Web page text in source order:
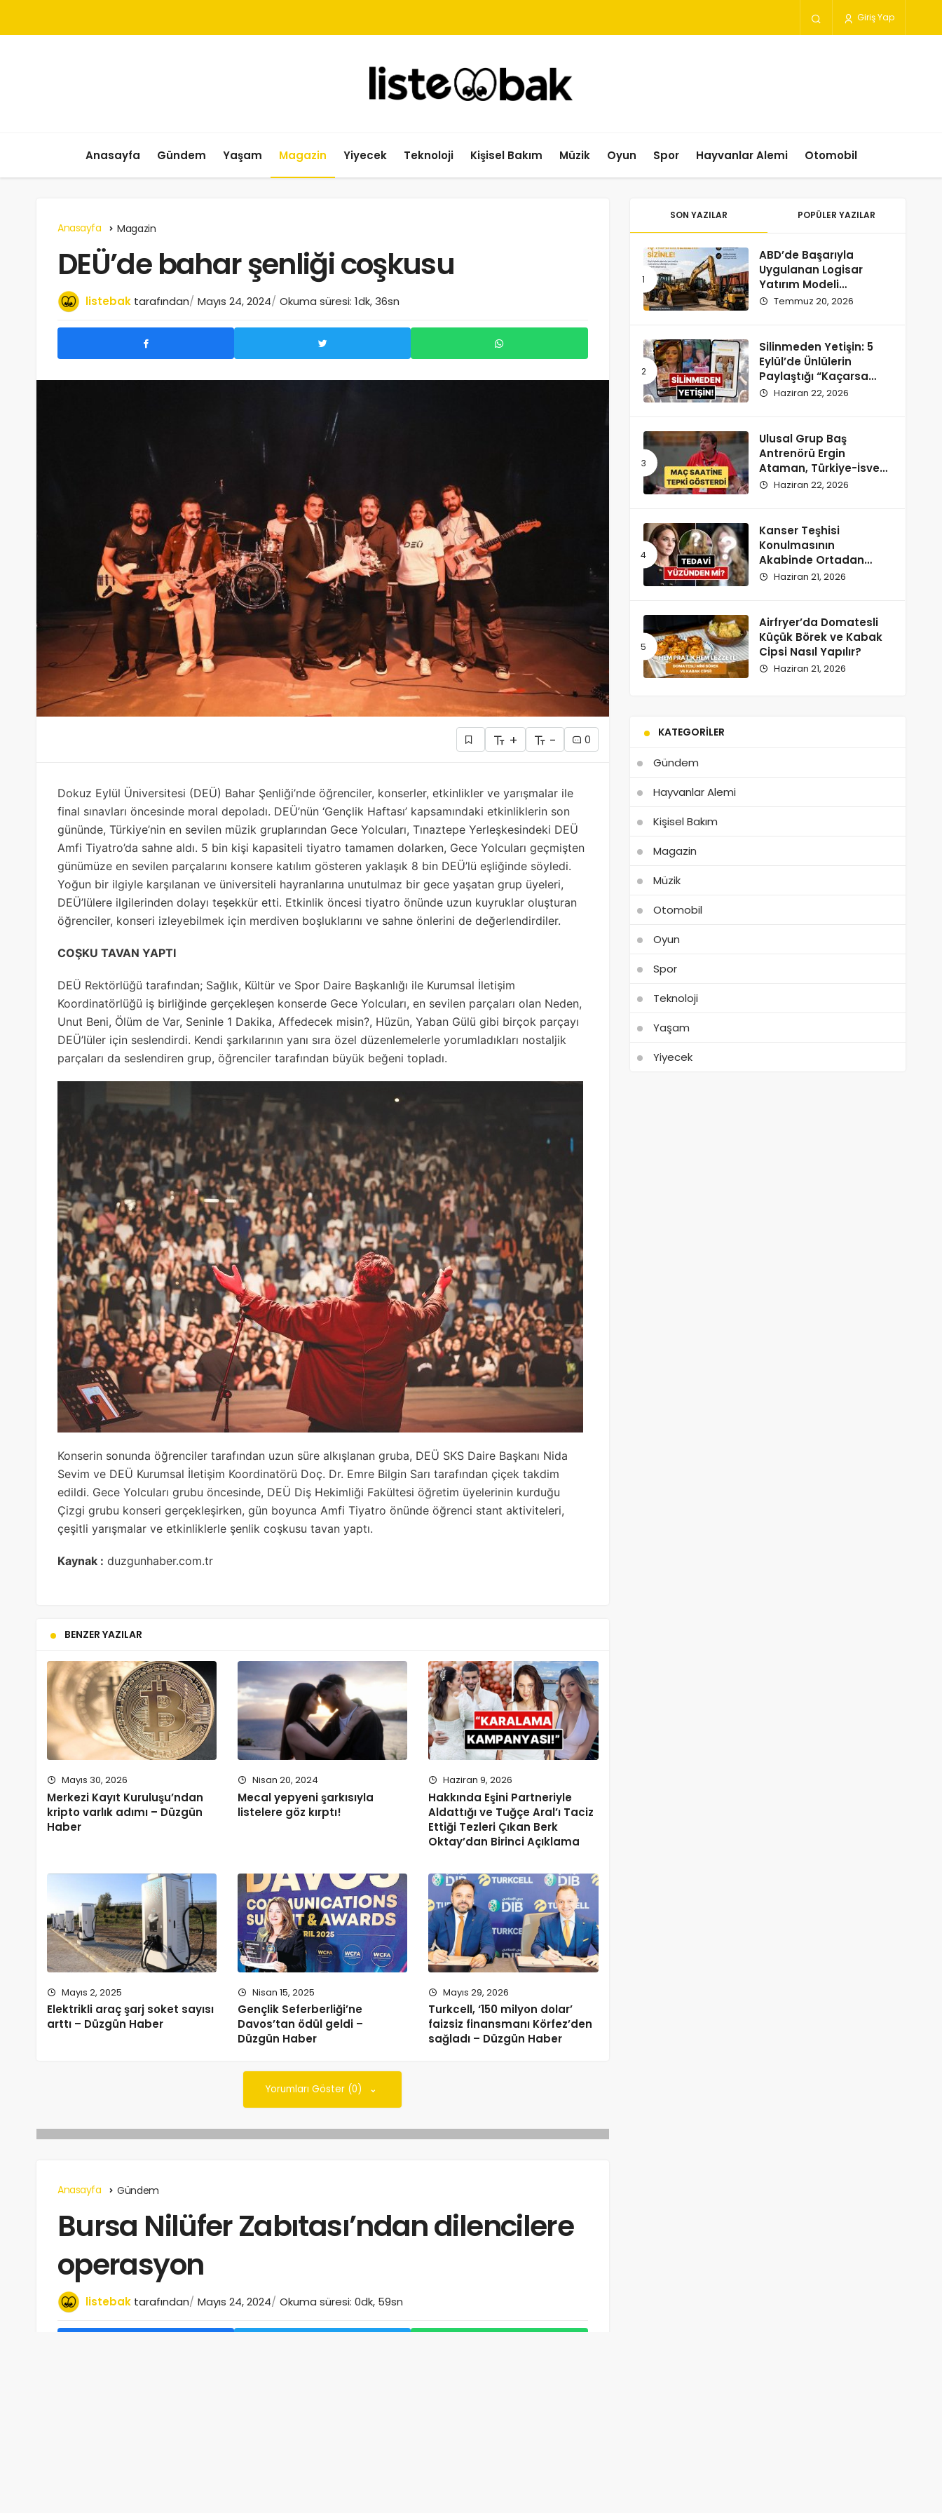
Giriş Yap
Anasayfa Gündem Yaşam Magazin Yiyecek Teknoloji Kişisel Bakım Müzik Oyun Spor Hayvanlar Alemi Otomobil
Anasayfa Magazin
DEÜ’de bahar şenliği coşkusu
listebak tarafından Mayıs 24, 2024 Okuma süresi: 1dk, 36sn
+ - 0
Dokuz Eylül Üniversitesi (DEÜ) Bahar Şenliği’nde öğrenciler, konserler, etkinlikler ve yarışmalar ile
final sınavları öncesinde moral depoladı. DEÜ’nün ‘Gençlik Haftası’ kapsamındaki etkinliklerin son
gününde, Türkiye’nin en sevilen müzik gruplarından Gece Yolcuları, Tınaztepe Yerleşkesindeki DEÜ
Amfi Tiyatro’da sahne aldı. 5 bin kişi kapasiteli tiyatro tamamen dolarken, Gece Yolcuları geçmişten
günümüze en sevilen parçalarını konsere katılım gösteren yaklaşık 8 bin DEÜ’lü eşliğinde söyledi.
Yoğun bir ilgiyle karşılanan ve üniversiteli hayranlarına unutulmaz bir gece yaşatan grup üyeleri,
DEÜ’lülere ilgilerinden dolayı teşekkür etti. Etkinlik öncesi tiyatro önünde uzun kuyruklar oluşturan
öğrenciler, konseri izleyebilmek için merdiven boşluklarını ve sahne önlerini de değerlendirdiler.
COŞKU TAVAN YAPTI
DEÜ Rektörlüğü tarafından; Sağlık, Kültür ve Spor Daire Başkanlığı ile Kurumsal İletişim
Koordinatörlüğü iş birliğinde gerçekleşen konserde Gece Yolcuları, en sevilen parçaları olan Neden,
Unut Beni, Ölüm de Var, Seninle 1 Dakika, Affedecek misin?, Hüzün, Yaban Gülü gibi birçok parçayı
DEÜ’lüler için seslendirdi. Kendi şarkılarının yanı sıra özel düzenlemelerle yorumladıkları nostaljik
parçaları da seslendiren grup, öğrenciler tarafından büyük beğeni topladı.
Konserin sonunda öğrenciler tarafından uzun süre alkışlanan gruba, DEÜ SKS Daire Başkanı Nida
Sevim ve DEÜ Kurumsal İletişim Koordinatörü Doç. Dr. Emre Bilgin Sarı tarafından çiçek takdim
edildi. Gece Yolcuları grubu öncesinde, DEÜ Diş Hekimliği Fakültesi öğretim üyelerinin kurduğu
Çizgi grubu konseri gerçekleşirken, gün boyunca Amfi Tiyatro önünde öğrenci stant aktiviteleri,
çeşitli yarışmalar ve etkinliklerle şenlik coşkusu tavan yaptı.
Kaynak : duzgunhaber.com.tr
BENZER YAZILAR
Mayıs 30, 2026
Merkezi Kayıt Kuruluşu’ndan
kripto varlık adımı – Düzgün
Haber
Nisan 20, 2024
Mecal yepyeni şarkısıyla
listelere göz kırptı!
Haziran 9, 2026
Hakkında Eşini Partneriyle
Aldattığı ve Tuğçe Aral’ı Taciz
Ettiği Tezleri Çıkan Berk
Oktay’dan Birinci Açıklama
Mayıs 2, 2025
Elektrikli araç şarj soket sayısı
arttı – Düzgün Haber
Nisan 15, 2025
Gençlik Seferberliği’ne
Davos’tan ödül geldi –
Düzgün Haber
Mayıs 29, 2026
Turkcell, ‘150 milyon dolar’
faizsiz finansmanı Körfez’den
sağladı – Düzgün Haber
Yorumları Göster (0)
Anasayfa Gündem
Bursa Nilüfer Zabıtası’ndan dilencilere
operasyon
listebak tarafından Mayıs 24, 2024 Okuma süresi: 0dk, 59sn
SON YAZILAR POPÜLER YAZILAR
ABD’de Başarıyla
Uygulanan Logisar
Yatırım Modeli
Türkiye’ye Geliyor
Temmuz 20, 2026
Silinmeden Yetişin: 5
Eylül’de Ünlülerin
Paylaştığı “Kaçarsa
Yazık Olur” Temalı
Haziran 22, 2026
Ulusal Grup Baş
Antrenörü Ergin
Ataman, Türkiye-İsveç
Maçı Saatine
Haziran 22, 2026
Kanser Teşhisi
Konulmasının
Akabinde Ortadan
Kaybolan Kate
Doğurdu
Haziran 21, 2026
Airfryer’da Domatesli
Küçük Börek ve Kabak
Cipsi Nasıl Yapılır?
Haziran 21, 2026
KATEGORILER
Gündem
Hayvanlar Alemi
Kişisel Bakım
Magazin
Müzik
Otomobil
Oyun
Spor
Teknoloji
Yaşam
Yiyecek